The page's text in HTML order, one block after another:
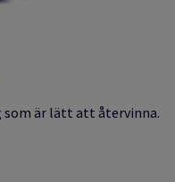
som är lätt att återvinna.